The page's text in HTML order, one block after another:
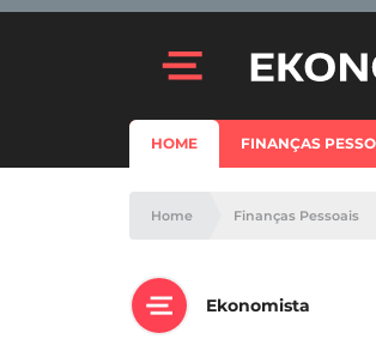
HOME FINANÇAS
Home Finanças Pessoais
Ekonomista